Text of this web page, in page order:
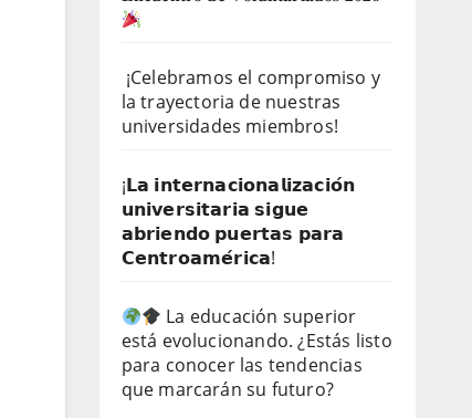
¡Celebramos el compromiso y
la trayectoria de nuestras
universidades miembros!
¡𝗟𝗮 𝗶𝗻𝘁𝗲𝗿𝗻𝗮𝗰𝗶𝗼𝗻𝗮𝗹𝗶𝘇𝗮𝗰𝗶𝗼́𝗻
𝘂𝗻𝗶𝘃𝗲𝗿𝘀𝗶𝘁𝗮𝗿𝗶𝗮 𝘀𝗶𝗴𝘂𝗲
𝗮𝗯𝗿𝗶𝗲𝗻𝗱𝗼 𝗽𝘂𝗲𝗿𝘁𝗮𝘀 𝗽𝗮𝗿𝗮
𝗖𝗲𝗻𝘁𝗿𝗼𝗮𝗺𝗲́𝗿𝗶𝗰𝗮!
La educación superior
está evolucionando. ¿Estás listo
para conocer las tendencias
que marcarán su futuro?